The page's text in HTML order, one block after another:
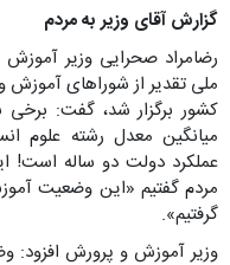
گزارش آقای وزیر به مردم
ملی تقدیر از شوراهای آموزش
کشور برگزار شد، گفت: برخی
عملکرد دولت دو ساله است!
مردم گفتیم «این وضعیت
گرفتیم».
وزیر آموزش و پرورش افزود:‌